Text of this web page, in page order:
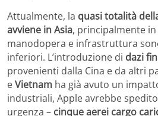
Attualmente, la quasi totalità
avviene in Asia, principalmente in
manodopera e infrastruttura
inferiori. L’introduzione di dazi
provenienti dalla Cina e da altri
eVietnam ha già avuto un
industriali, Apple avrebbe
urgenza – cinque aerei cargo